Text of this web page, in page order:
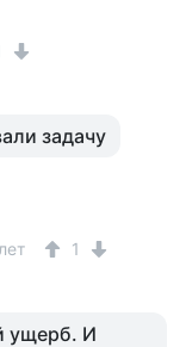
задачу
1
ущерб. И